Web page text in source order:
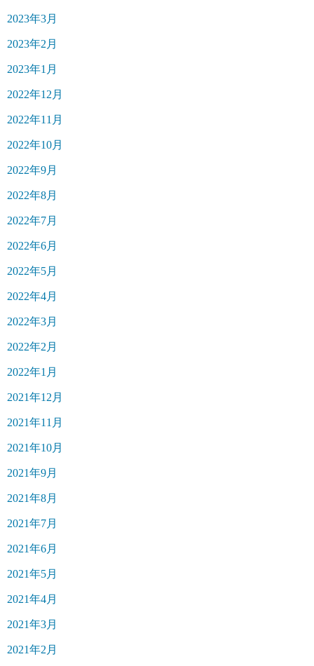
2023年3月
2023年2月
2023年1月
2022年12月
2022年11月
2022年10月
2022年9月
2022年8月
2022年7月
2022年6月
2022年5月
2022年4月
2022年3月
2022年2月
2022年1月
2021年12月
2021年11月
2021年10月
2021年9月
2021年8月
2021年7月
2021年6月
2021年5月
2021年4月
2021年3月
2021年2月